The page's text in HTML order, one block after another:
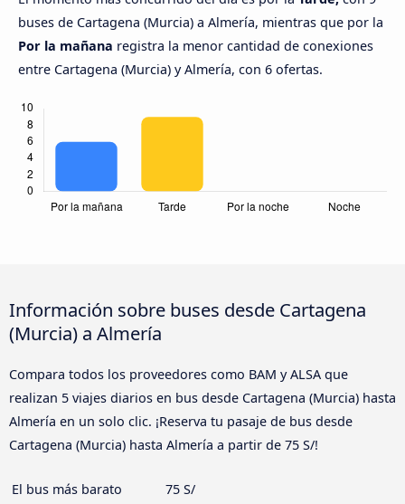
buses de Cartagena (Murcia) a Almería, mientras que por la
Por la mañana registra la menor cantidad de conexiones
entre Cartagena (Murcia) y Almería, con 6 ofertas.
Información sobre buses desde Cartagena
(Murcia) a Almería
Compara todos los proveedores como BAM y ALSA que
realizan 5 viajes diarios en bus desde Cartagena (Murcia) hasta
Almería en un solo clic. ¡Reserva tu pasaje de bus desde
Cartagena (Murcia) hasta Almería a partir de 75 S/!
El bus más barato
75 S/